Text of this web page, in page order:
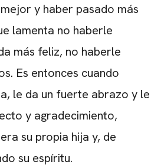
y haber pasado más
lamenta no haberle
más feliz, no haberle
Es entonces cuando
, le da un fuerte abrazo y le
y agradecimiento,
su propia hija y, de
su espíritu.